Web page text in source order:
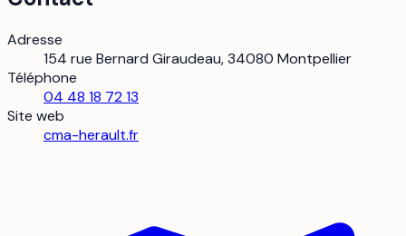
Adresse
154 rue Bernard Giraudeau, 34080 Montpellier
Téléphone
04 48 18 72 13
Site web
cma-herault.fr